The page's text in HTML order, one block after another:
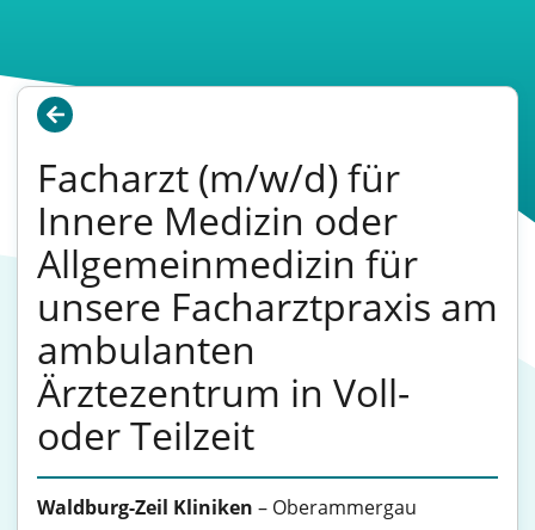
Facharzt (m/w/d) für
Innere Medizin oder
Allgemeinmedizin für
unsere Facharztpraxis am
ambulanten
Ärztezentrum in Voll-
oder Teilzeit
Waldburg-Zeil Kliniken – Oberammergau